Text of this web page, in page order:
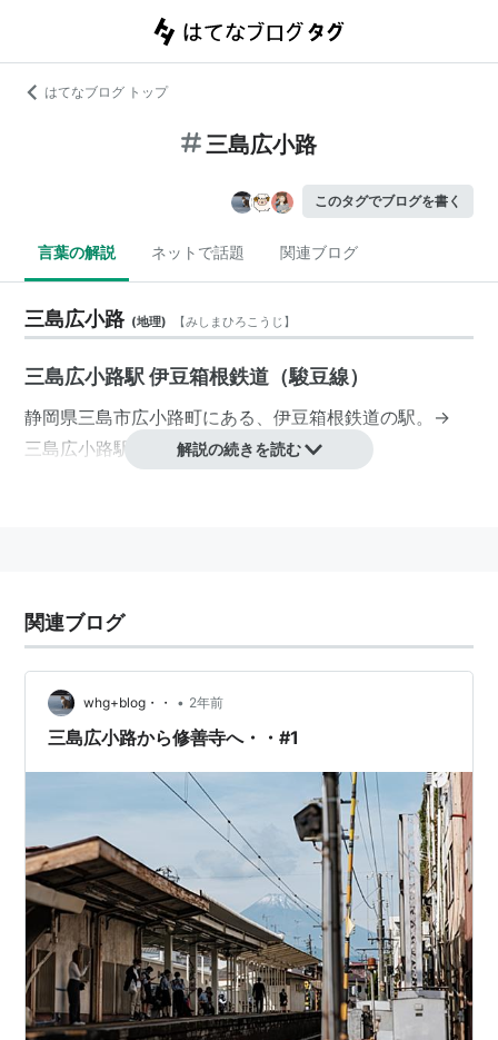
はてなブログ トップ
三島広小路
このタグでブログを書く
言葉の解説 ネットで話題 関連ブログ
三島広小路 (地理) 【みしまひろこうじ 】
三島広小路駅 伊豆箱根鉄道（駿豆線）
静岡県三島市広小路町にある、伊豆箱根鉄道の駅。→
三島広小路駅
解説の続きを読む
関連ブログ
whg+blog・・ • 2年前
三島広小路から修善寺へ・・#1